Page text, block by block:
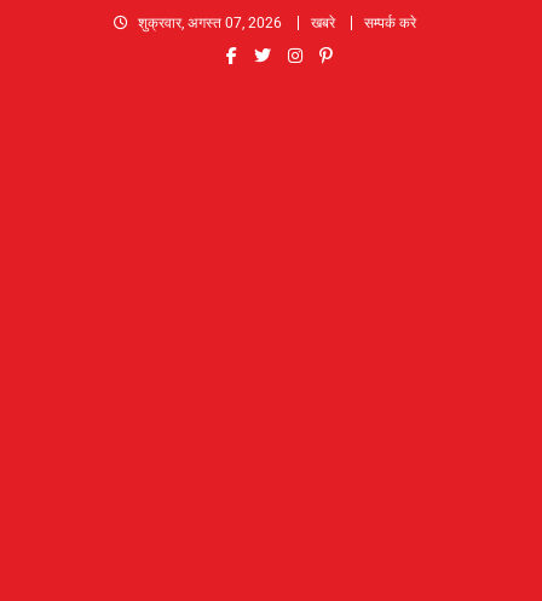
शुक्रवार, अगस्त 07, 2026 खबरे सम्पर्क करे